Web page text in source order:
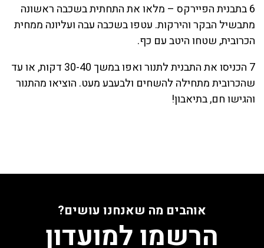
6 בתבנית הפיירקס – מלאו את התחתית בשכבה ראשונה
מתבשיל הבקר והירקות. עטפו בשכבה עבה ועליונה ממחית
הכרובית, שטחו היטב עם כף.
7 הכניסו את התבנית לתנור ואפו במשך 30-40 דקות, או עד
שהכרובית מתחילה להשחים ולבעבע מעט. הוציאו מהתנור
והגישו חם, בתיאבון!
אוהבים מה שאנחנו עושים?
הרשמו למועדון